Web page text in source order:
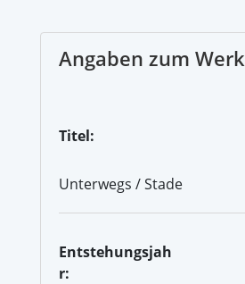
Angaben zum Werk
Titel:
Unterwegs / Stade
Entstehungsjah
r: